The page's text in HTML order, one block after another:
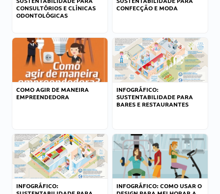
CONSULTÓRIOS E CLÍNICAS
ODONTOLÓGICAS
CONFECÇÃO E MODA
COMO AGIR DE MANEIRA
EMPREENDEDORA
INFOGRÁFICO:
SUSTENTABILIDADE PARA
BARES E RESTAURANTES
INFOGRÁFICO:
INFOGRÁFICO: COMO USAR O